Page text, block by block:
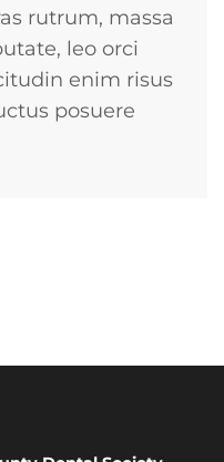
rutrum, massa
leo orci
enim risus
posuere